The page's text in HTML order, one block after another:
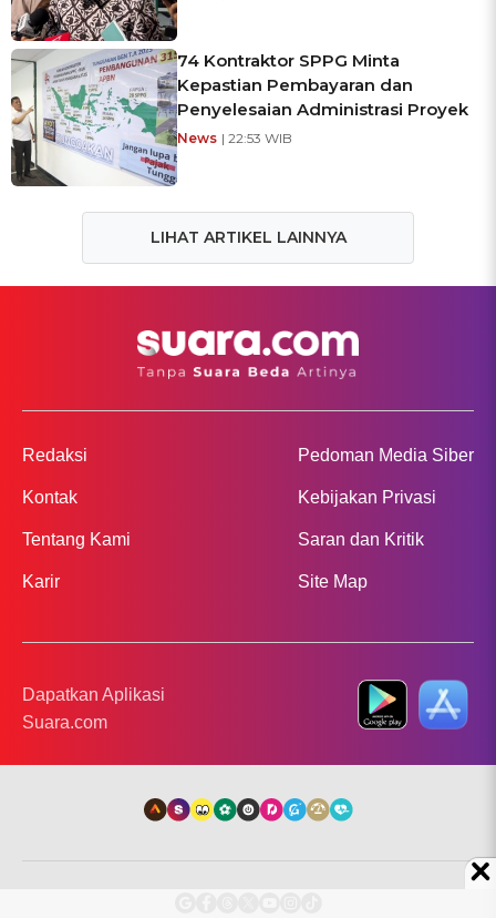
74 Kontraktor SPPG Minta
Kepastian Pembayaran dan
Penyelesaian Administrasi Proyek
News | 22:53 WIB
LIHAT ARTIKEL LAINNYA
Redaksi
Kontak
Tentang Kami
Karir
Pedoman Media Siber
Kebijakan Privasi
Saran dan Kritik
Site Map
Dapatkan Aplikasi
Suara.com